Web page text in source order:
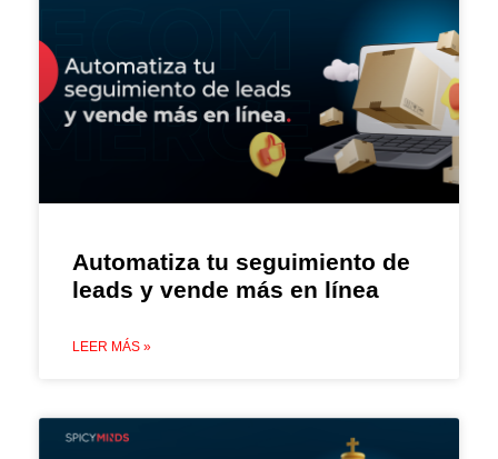
Automatiza tu seguimiento de
leads y vende más en línea
LEER MÁS »